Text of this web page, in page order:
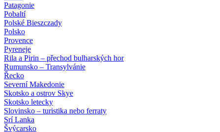
Patagonie
Pobaltí
Polské Bieszczady
Polsko
Provence
Pyreneje
Rila a Pirin – přechod bulharských hor
Rumunsko – Transylvánie
Řecko
Severní Makedonie
Skotsko a ostrov Skye
Skotsko letecky
Slovinsko – turistika nebo ferraty
Srí Lanka
Švýcarsko